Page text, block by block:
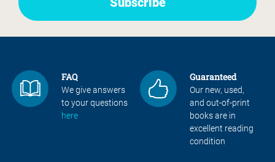
FAQ
We give answers
to your questions
here
Guaranteed
Our new, used,
and out-of-print
books are in
excellent reading
condition